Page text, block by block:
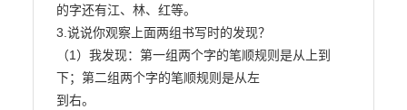
的字还有江、林、红等。
3.说说你观察上面两组书写时的发现？
（1）我发现：第一组两个字的笔顺规则是从上到
下；第二组两个字的笔顺规则是从左
到右。